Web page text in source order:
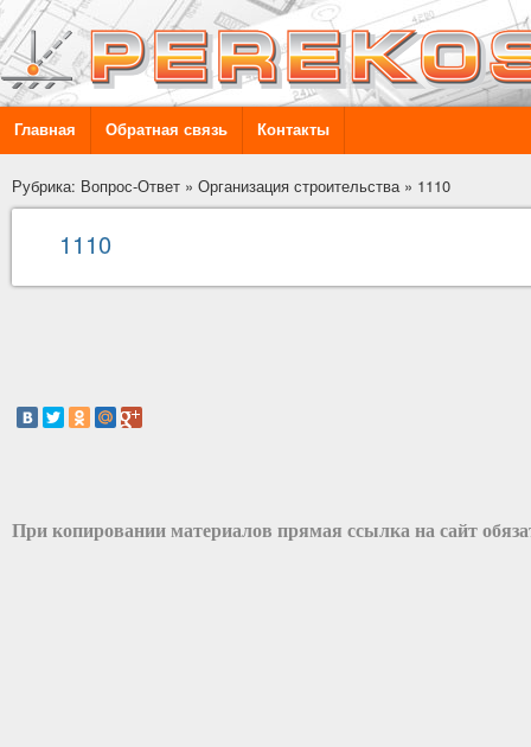
Главная Обратная связь Контакты
Рубрика: Вопрос-Ответ » Организация строительства» 1110
1110
При копировании материалов прямая ссылка на сайт